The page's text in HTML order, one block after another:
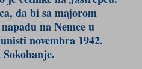
da bi sa majorom
na Nemce u
novembra 1942.